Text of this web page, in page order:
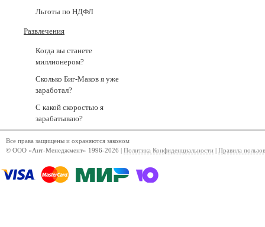
Льготы по НДФЛ
Развлечения
Когда вы станете
миллионером?
Сколько Биг-Маков я уже
заработал?
С какой скоростью я
зарабатываю?
Все права защищены и охраняются законом
© ООО «Ант-Менеджмент» 1996-2026 | Политика Конфиденциальности Правила